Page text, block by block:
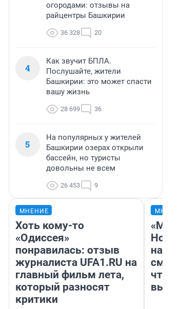
огородами: отзывы на
райцентры Башкирии
36 328 20
4
Как звучит БПЛА.
Послушайте, жители
Башкирии: это может спасти
вашу жизнь
28 699 36
5
На популярных у жителей
Башкирии озерах открыли
бассейн, но туристы
довольны не всем
26 453 9
МНЕНИЕ
Хоть кому-то
«Одиссея»
понравилась: отзыв
журналиста UFA1.RU на
главный фильм лета,
который разносят
критики
«Мы